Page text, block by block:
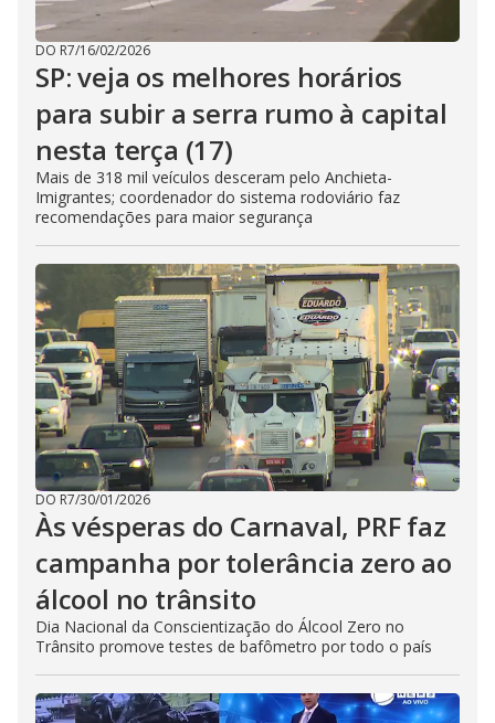
DO R7/16/02/2026
SP: veja os melhores horários
para subir a serra rumo à capital
nesta terça (17)
Mais de 318 mil veículos desceram pelo Anchieta-
Imigrantes; coordenador do sistema rodoviário faz
recomendações para maior segurança
DO R7/30/01/2026
Às vésperas do Carnaval, PRF faz
campanha por tolerância zero ao
álcool no trânsito
Dia Nacional da Conscientização do Álcool Zero no
Trânsito promove testes de bafômetro por todo o país